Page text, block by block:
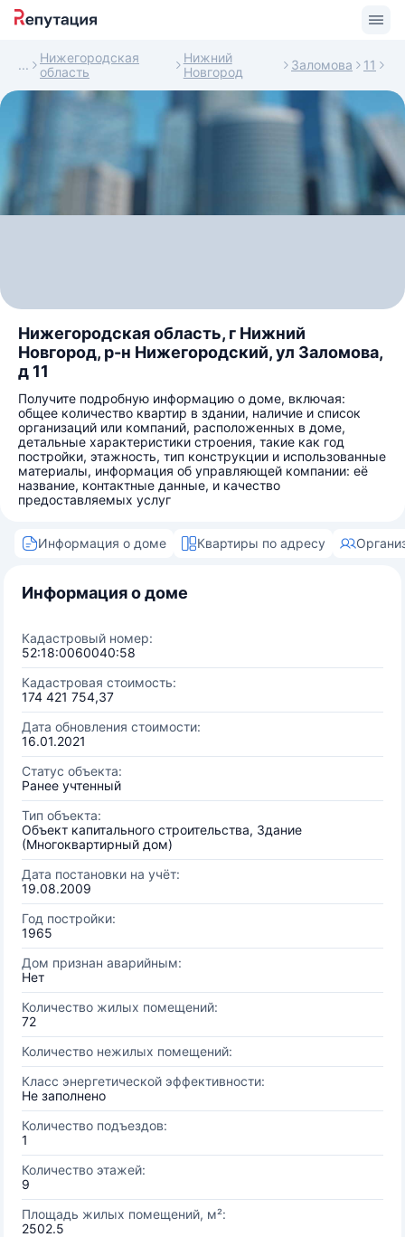
Нижегородская
область
Нижний
Новгород
Заломова 11
Нижегородская область, г Нижний
Новгород, р-н Нижегородский, ул Заломова,
д 11
Получите подробную информацию о доме, включая:
общее количество квартир в здании, наличие и список
организаций или компаний, расположенных в доме,
детальные характеристики строения, такие как год
постройки, этажность, тип конструкции и использованные
материалы, информация об управляющей компании: её
название, контактные данные, и качество
предоставляемых услуг
Информация о доме Квартиры по адресу
Информация о доме
Кадастровый номер:
52:18:0060040:58
Кадастровая стоимость:
174 421 754,37
Дата обновления стоимости:
16.01.2021
Статус объекта:
Ранее учтенный
Тип объекта:
Объект капитального строительства, Здание
(Многоквартирный дом)
Дата постановки на учёт:
19.08.2009
Год постройки:
1965
Дом признан аварийным:
Нет
Количество жилых помещений:
72
Количество нежилых помещений:
Класс энергетической эффективности:
Не заполнено
Количество подъездов:
1
Количество этажей:
9
Площадь жилых помещений, м²:
2502.5